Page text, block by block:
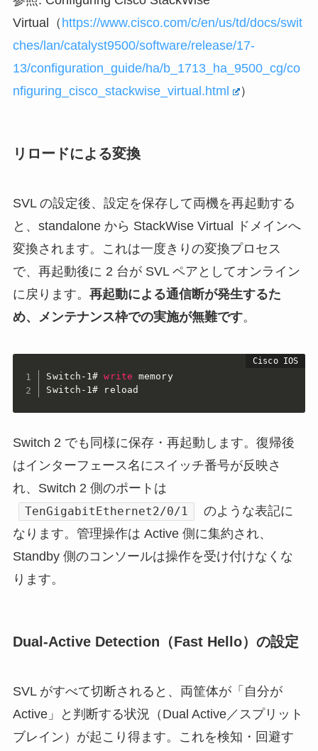
Virtual（ https://www.cisco.com/c/en/us/td/docs/swit
ches/lan/catalyst9500/software/release/17-
13/configuration_guide/ha/b_1713_ha_9500_cg/co
nfiguring_cisco_stackwise_virtual.html
）
リロードによる変換
SVL の設定後、設定を保存して両機を再起動する
と、standalone から StackWise Virtual ドメインへ
変換されます。これは一度きりの変換プロセス
で、再起動後に 2 台が SVL ペアとしてオンライン
に戻ります。 再起動による通信断が発生するた
め、メンテナンス枠での実施が無難です。
Switch-1# write
memory
Switch-1# reload
Switch 2 でも同様に保存・再起動します。復帰後
はインターフェース名にスイッチ番号が反映さ
れ、Switch 2 側のポートは
TenGigabitEthernet2/0/1
のような表記に
なります。管理操作は Active 側に集約され、
Standby 側のコンソールは操作を受け付けなくな
ります。
Dual-Active Detection（Fast Hello）の設定
SVL がすべて切断されると、両筐体が「自分が
Active」と判断する状況（Dual Active／スプリット
ブレイン）が起こり得ます。これを検知・回避す